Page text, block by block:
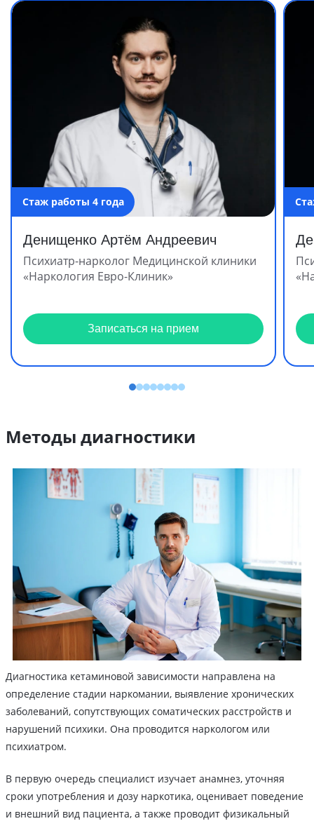
Стаж работы 4 года
Денищенко Артём Андреевич
Психиатр-нарколог Медицинской клиники
«Наркология Евро-Клиник»
Записаться на прием
Методы диагностики
Диагностика кетаминовой зависимости направлена на
определение стадии наркомании, выявление хронических
заболеваний, сопутствующих соматических расстройств и
нарушений психики. Она проводится наркологом или
психиатром.
В первую очередь специалист изучает анамнез, уточняя
сроки употребления и дозу наркотика, оценивает поведение
и внешний вид пациента, а также проводит физикальный